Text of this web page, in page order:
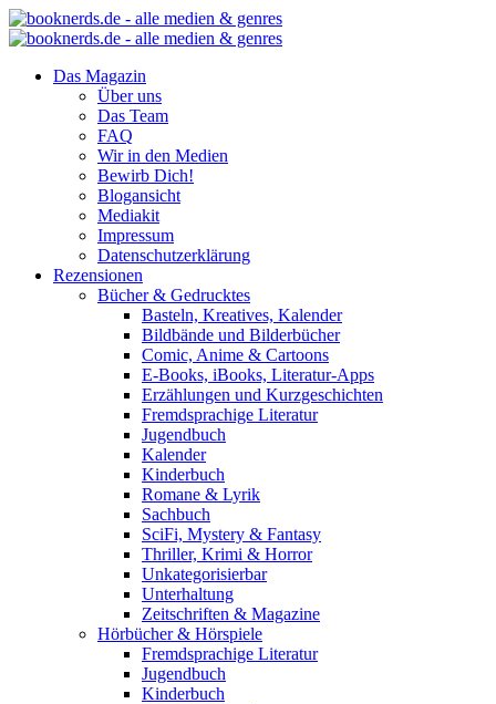
Das Magazin
Über uns
Das Team
FAQ
Wir in den Medien
Bewirb Dich!
Blogansicht
Mediakit
Impressum
Datenschutzerklärung
Rezensionen
Bücher & Gedrucktes
Basteln, Kreatives, Kalender
Bildbände und Bilderbücher
Comic, Anime & Cartoons
E-Books, iBooks, Literatur-Apps
Erzählungen und Kurzgeschichten
Fremdsprachige Literatur
Jugendbuch
Kalender
Kinderbuch
Romane & Lyrik
Sachbuch
SciFi, Mystery & Fantasy
Thriller, Krimi & Horror
Unkategorisierbar
Unterhaltung
Zeitschriften & Magazine
Hörbücher & Hörspiele
Fremdsprachige Literatur
Jugendbuch
Kinderbuch